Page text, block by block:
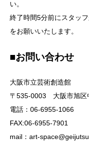
い。
終了時間5分前にスタッ
をお願いいたします。
■お問い合わせ
大阪市立芸術創造館
〒535-0003 大阪市旭区
電話：06-6955-1066
FAX:06-6955-7901
mail：art-